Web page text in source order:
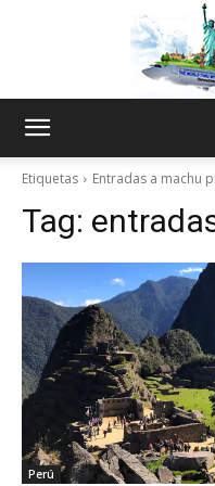
Etiquetas Entradas a machu
Tag:
Perú